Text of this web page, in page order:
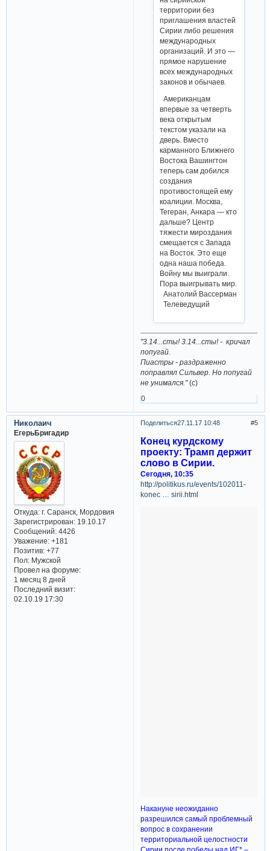
территории без
приглашения властей
Сирии либо решения
международных
организаций. И это —
прямое нарушение
всех международных
законов и обычаев.
Американцам
впервые за четверть
века открытым
текстом указали на
дверь. Вместо
карманного Ближнего
Востока Вашингтон
теперь сам добился
создания
противостоящей ему
коалиции. Москва,
Тегеран, Анкара — кто
дальше? Центр
тяжести мироздания
смещается с Запада
на Восток. Это еще
одна наша победа.
Войну мы выиграли.
Пора выигрывать мир.
Анатолий Вассерман
Телеведущий
"3.14...сты! 3.14...сты! - кричал
попугай.
Пиастры - раздраженно
поправлял Сильвер. Но попугай
не унимался."(с)
0
Поделиться 5
27.11.17 10:48
Николаич
ЕгерьБригадир
Откуда:г. Саранск, Мордовия
Зарегистрирован: 19.10.17
Сообщений:4426
Уважение: +181
Позитив: +77
Пол:Мужской
Провел на форуме:
1 месяц 8 дней
Последний визит:
02.10.19 17:30
Конец курдскому
проекту: Трамп держит
слово в Сирии.
Сегодня, 10:35
http://politikus.ru/events/102011-
konec … sirii.html
Накануне неожиданно
разрешился самый проблемный
вопрос в сохранении
территориальной целостности